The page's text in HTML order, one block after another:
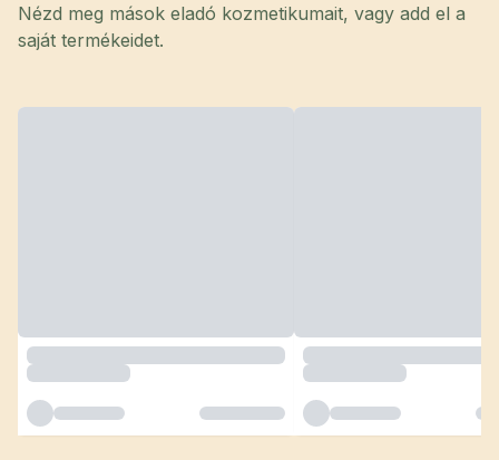
Nézd meg mások eladó kozmetikumait, vagy add el a
saját termékeidet.